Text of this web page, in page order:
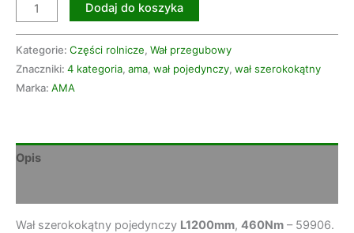
Dodaj do koszyka
Kategorie: Części rolnicze, Wał przegubowy
Znaczniki: 4 kategoria, ama, wał pojedynczy, wał szerokokątny
Marka: AMA
Opis
Wał szerokokątny pojedynczy L1200mm, 460Nm – 59906.